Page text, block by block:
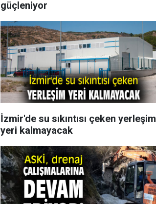
güçleniyor
İzmir'de su sıkıntısı çeken yerleşim
yeri kalmayacak